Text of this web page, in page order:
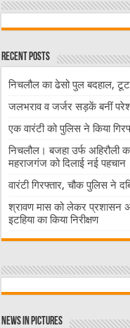
Recent Posts
निचलौल का ढेसो पुल बदहाल,
जलभराव व जर्जर सड़कें बनीं
एक वारंटी को पुलिस ने किया
निचलौल। बजहा उर्फ अहिरौली
महराजगंज को दिलाई नई पहचान
वारंटी गिरफ्तार, चौक पुलिस ने
श्रावण मास को लेकर प्रशासन
इटहिया का किया निरीक्षण
News in Pictures